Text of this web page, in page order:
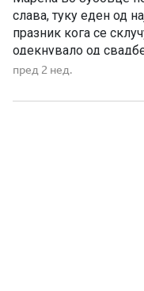
слава, туку еден од
празник кога се
одекнувало од
зурлите и тапаните.
простори, за
пред 2 нед.